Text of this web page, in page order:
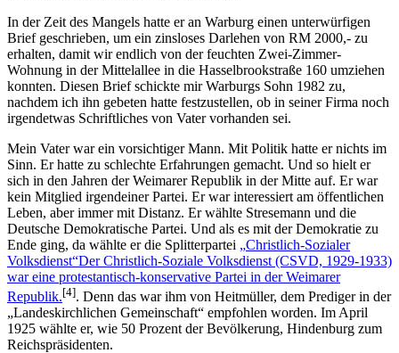
In der Zeit des Mangels hatte er an Warburg einen unterwürfigen
Brief geschrieben, um ein zinsloses Darlehen von RM 2000,- zu
erhalten, damit wir endlich von der feuchten Zwei-Zimmer-
Wohnung in der Mittelallee in die Hasselbrookstraße 160 umziehen
konnten. Diesen Brief schickte mir Warburgs Sohn 1982 zu,
nachdem ich ihn gebeten hatte festzustellen, ob in seiner Firma noch
irgendetwas Schriftliches von Vater vorhanden sei.
Mein Vater war ein vorsichtiger Mann. Mit Politik hatte er nichts im
Sinn. Er hatte zu schlechte Erfahrungen gemacht. Und so hielt er
sich in den Jahren der Weimarer Republik in der Mitte auf. Er war
kein Mitglied irgendeiner Partei. Er war interessiert am öffentlichen
Leben, aber immer mit Distanz. Er wählte Stresemann und die
Deutsche Demokratische Partei. Und als es mit der Demokratie zu
Ende ging, da wählte er die Splitterpartei
Christlich-Sozialer
Volksdienst Der Christlich-Soziale Volksdienst (CSVD, 1929-1933)
war eine protestantisch-konservative Partei in der Weimarer
Republik.[4]. Denn das war ihm von Heitmüller, dem Prediger in der
Landeskirchlichen Gemeinschaft
empfohlen worden. Im April
1925 wählte er, wie 50 Prozent der Bevölkerung, Hindenburg zum
Reichspräsidenten.